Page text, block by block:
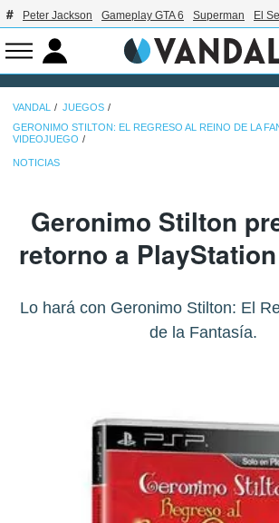
Peter Jackson Gameplay GTA 6 Superman El
VANDAL
JUEGOS
GERONIMO STILTON: EL REGRESO AL REINO DE LA
VIDEOJUEGO
NOTICIAS
Geronimo Stilton
retorno a
Lo hará con Geronimo Stilton: El
de la Fantasía.